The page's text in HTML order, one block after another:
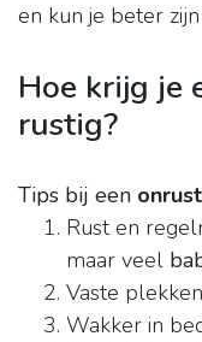
en kun je beter zijn
Hoe krijg je
rustig?
Tips bij een
Rust en
maar veel
Vaste
Wakker in